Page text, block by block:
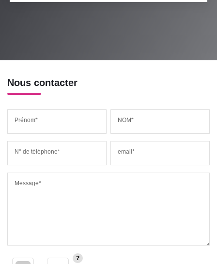
Nous contacter
Prénom* NOM*
N° de téléphone* email*
Message*